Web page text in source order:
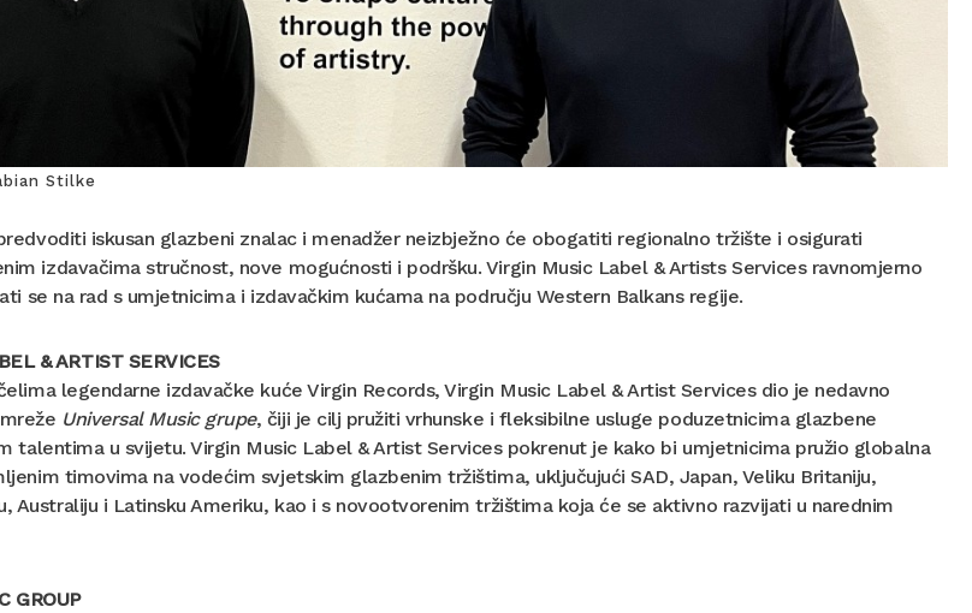
Stilke
iskusan glazbeni znalac i menadžer neizbježno će obogatiti regionalno tržište i osigurati
izdavačima stručnost, nove mogućnosti i podršku. Virgin Music Label & Artists Services ravnomjerno
se na rad s umjetnicima i izdavačkim kućama na području Western Balkans regije.
& ARTIST SERVICES
legendarne izdavačke kuće Virgin Records, Virgin Music Label & Artist Services dio je nedavno
Universal Music grupe, čiji je cilj pružiti vrhunske i fleksibilne usluge poduzetnicima glazbene
talentima u svijetu. Virgin Music Label & Artist Services pokrenut je kako bi umjetnicima pružio globalna
timovima na vodećim svjetskim glazbenim tržištima, uključujući SAD, Japan, Veliku Britaniju,
Australiju i Latinsku Ameriku, kao i s novootvorenim tržištima koja će se aktivno razvijati u narednim
GROUP